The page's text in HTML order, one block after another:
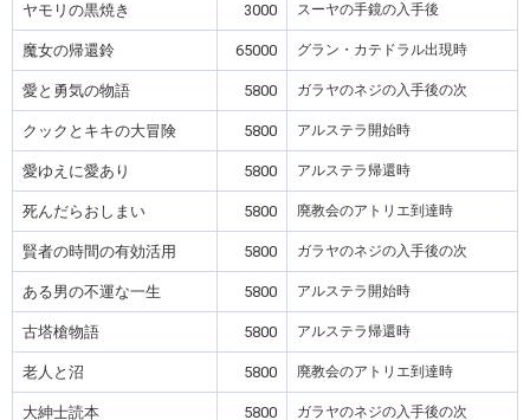
ヤモリの黒焼き 3000 スーヤの手鏡の入手後
魔女の帰還鈴 65000 グラン・カテドラル出現時
愛と勇気の物語 5800 ガラヤのネジの入手後の次
クックとキキの大冒険 5800 アルステラ開始時
愛ゆえに愛あり 5800 アルステラ帰還時
死んだらおしまい 5800 廃教会のアトリエ到達時
賢者の時間の有効活用 5800 ガラヤのネジの入手後の次
ある男の不運な一生 5800 アルステラ開始時
古塔槍物語 5800 アルステラ帰還時
老人と沼 5800 廃教会のアトリエ到達時
大紳士読本 5800 ガラヤのネジの入手後の次